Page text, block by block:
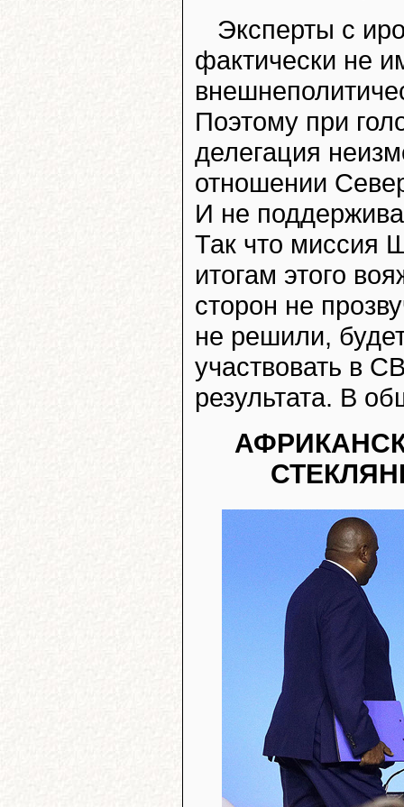
Эксперты с
фактически не
Поэтому при
делегация
отношении
И не
Так что миссия
итогам этого
сторон не
не решили,
участвовать в
результата. В